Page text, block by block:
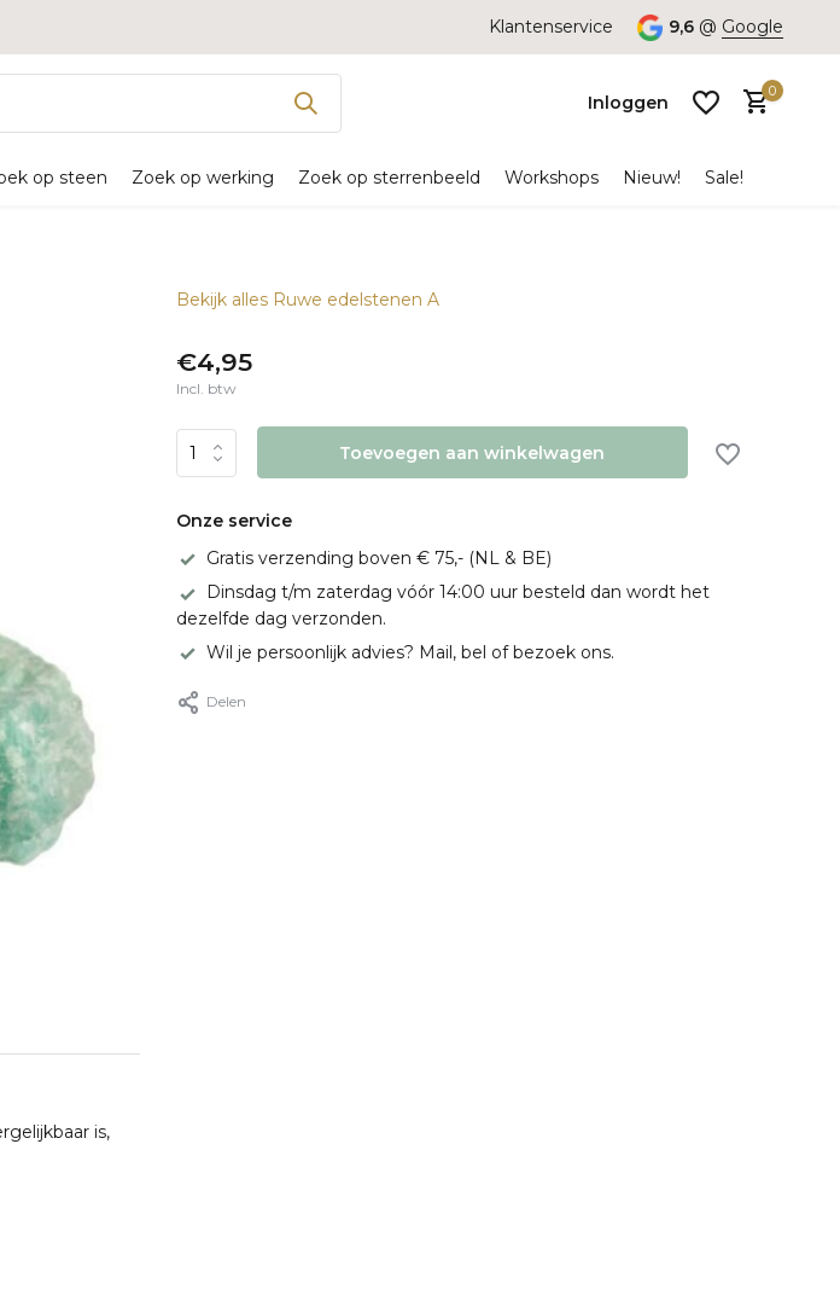
Klantenservice 9,6 @ Google
Inloggen
0
op steen Zoek op werking Zoek op sterrenbeeld Workshops Nieuw! Sale!
is,
Bekijk alles Ruwe edelstenen A
€4,95
Incl. btw
Toevoegen aan winkelwagen
Onze service
Gratis verzending boven € 75,- (NL & BE)
Dinsdag t/m zaterdag vóór 14:00 uur besteld dan wordt het
dezelfde dag verzonden.
Wil je persoonlijk advies? Mail, bel of bezoek ons.
Delen